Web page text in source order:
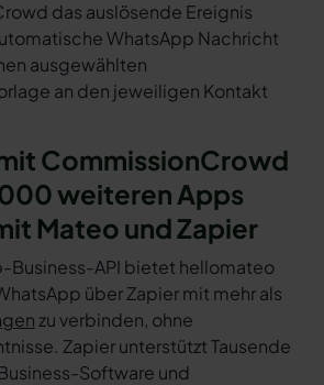
das auslösende Ereignis
WhatsApp Nachricht
ausgewählten
an den jeweiligen Kontakt
CommissionCrowd
weiteren Apps
Mateo und Zapier
Business-API bietet hellomateo
über Zapier mit mehr als
zu verbinden, ohne
Zapier unterstützt Tausende
Software und